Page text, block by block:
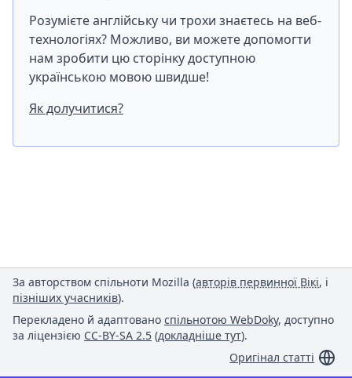
Розумієте англійську чи трохи знаєтесь на веб-
технологіях? Можливо, ви можете допомогти
нам зробити цю сторінку доступною
українською мовою швидше!
Як долучитися?
За авторством спільноти Mozilla (авторів первинної Вікі, і
пізніших учасників).
Перекладено й адаптовано спільнотою WebDoky, доступно
за ліцензією CC-BY-SA 2.5 (докладніше тут).
Оригінал статті